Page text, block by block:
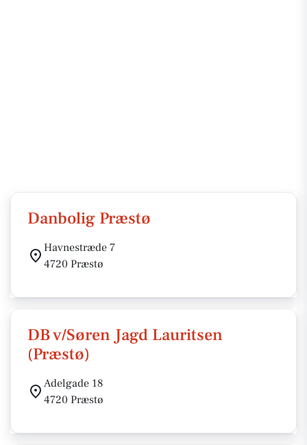
Danbolig Præstø
Havnestræde 7
4720 Præstø
DB v/Søren Jagd Lauritsen
(Præstø)
Adelgade 18
4720 Præstø